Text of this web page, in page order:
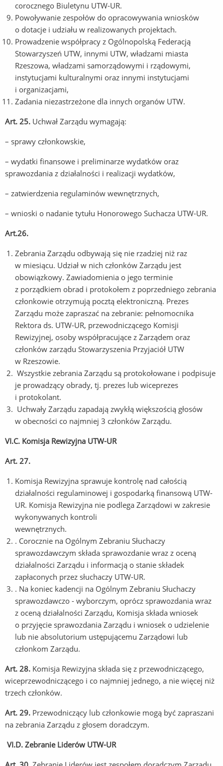
corocznego Biuletynu UTW-UR.
Powoływanie zespołów do opracowywania wniosków
o dotacje i udziału w realizowanych projektach.
Prowadzenie współpracy z Ogólnopolską Federacją
Stowarzyszeń UTW, innymi UTW, władzami miasta
Rzeszowa, władzami samorządowymi i rządowymi,
instytucjami kulturalnymi oraz innymi instytucjami
i organizacjami,
Zadania niezastrzeżone dla innych organów UTW.
Art. 25. Uchwał Zarządu wymagają:
– sprawy członkowskie,
– wydatki finansowe i preliminarze wydatków oraz
sprawozdania z działalności i realizacji wydatków,
– zatwierdzenia regulaminów wewnętrznych,
– wnioski o nadanie tytułu Honorowego Suchacza UTW-UR.
Art.26.
Zebrania Zarządu odbywają się nie rzadziej niż raz
w miesiącu. Udział w nich członków Zarządu jest
obowiązkowy. Zawiadomienia o jego terminie
z porządkiem obrad i protokołem z poprzedniego zebrania
członkowie otrzymują pocztą elektroniczną. Prezes
Zarządu może zapraszać na zebranie: pełnomocnika
Rektora ds. UTW-UR, przewodniczącego Komisji
Rewizyjnej, osoby współpracujące z Zarządem oraz
członków zarządu Stowarzyszenia Przyjaciół UTW
w Rzeszowie.
Wszystkie zebrania Zarządu są protokołowane i podpisuje
je prowadzący obrady, tj. prezes lub wiceprezes
i
Uchwały Zarządu zapadają zwykłą większością głosów
w obecności co najmniej 3 członków Zarządu.
VI.C. Komisja Rewizyjna UTW-UR
Art. 27.
Komisja Rewizyjna sprawuje kontrolę nad całością
działalności regulaminowej i gospodarką finansową UTW-
UR. Komisja Rewizyjna nie podlega Zarządowi w zakresie
wykonywanych kontroli
. Corocznie na Ogólnym Zebraniu Słuchaczy
sprawozdawczym składa sprawozdanie wraz z oceną
działalności Zarządu i informacją o stanie składek
zapłaconych przez słuchaczy UTW-UR.
. Na koniec kadencji na Ogólnym Zebraniu Słuchaczy
sprawozdawczo - wyborczym, oprócz sprawozdania wraz
z oceną działalności Zarządu, Komisja składa wniosek
o przyjęcie sprawozdania Zarządu i wniosek o udzielenie
lub nie absolutorium ustępującemu Zarządowi lub
członkom Zarządu.
Art. 28. Komisja Rewizyjna składa się z przewodniczącego,
wiceprzewodniczącego i co najmniej jednego, a nie więcej niż
trzech członków.
Art. 29. Przewodniczący lub członkowie mogą być zapraszani
na zebrania Zarządu z głosem doradczym.
VI.D. Zebranie Liderów UTW-UR